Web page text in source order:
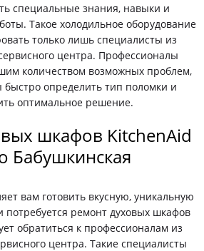
специальные знания, навыки и
Такое холодильное оборудование
только лишь специалисты из
центра. Профессионалы
количеством возможных проблем,
быстро определить тип поломки и
оптимальное решение.
шкафов KitchenAid
Бабушкинская
вам готовить вкусную, уникальную
потребуется ремонт духовых шкафов
обратиться к профессионалам из
центра. Такие специалисты